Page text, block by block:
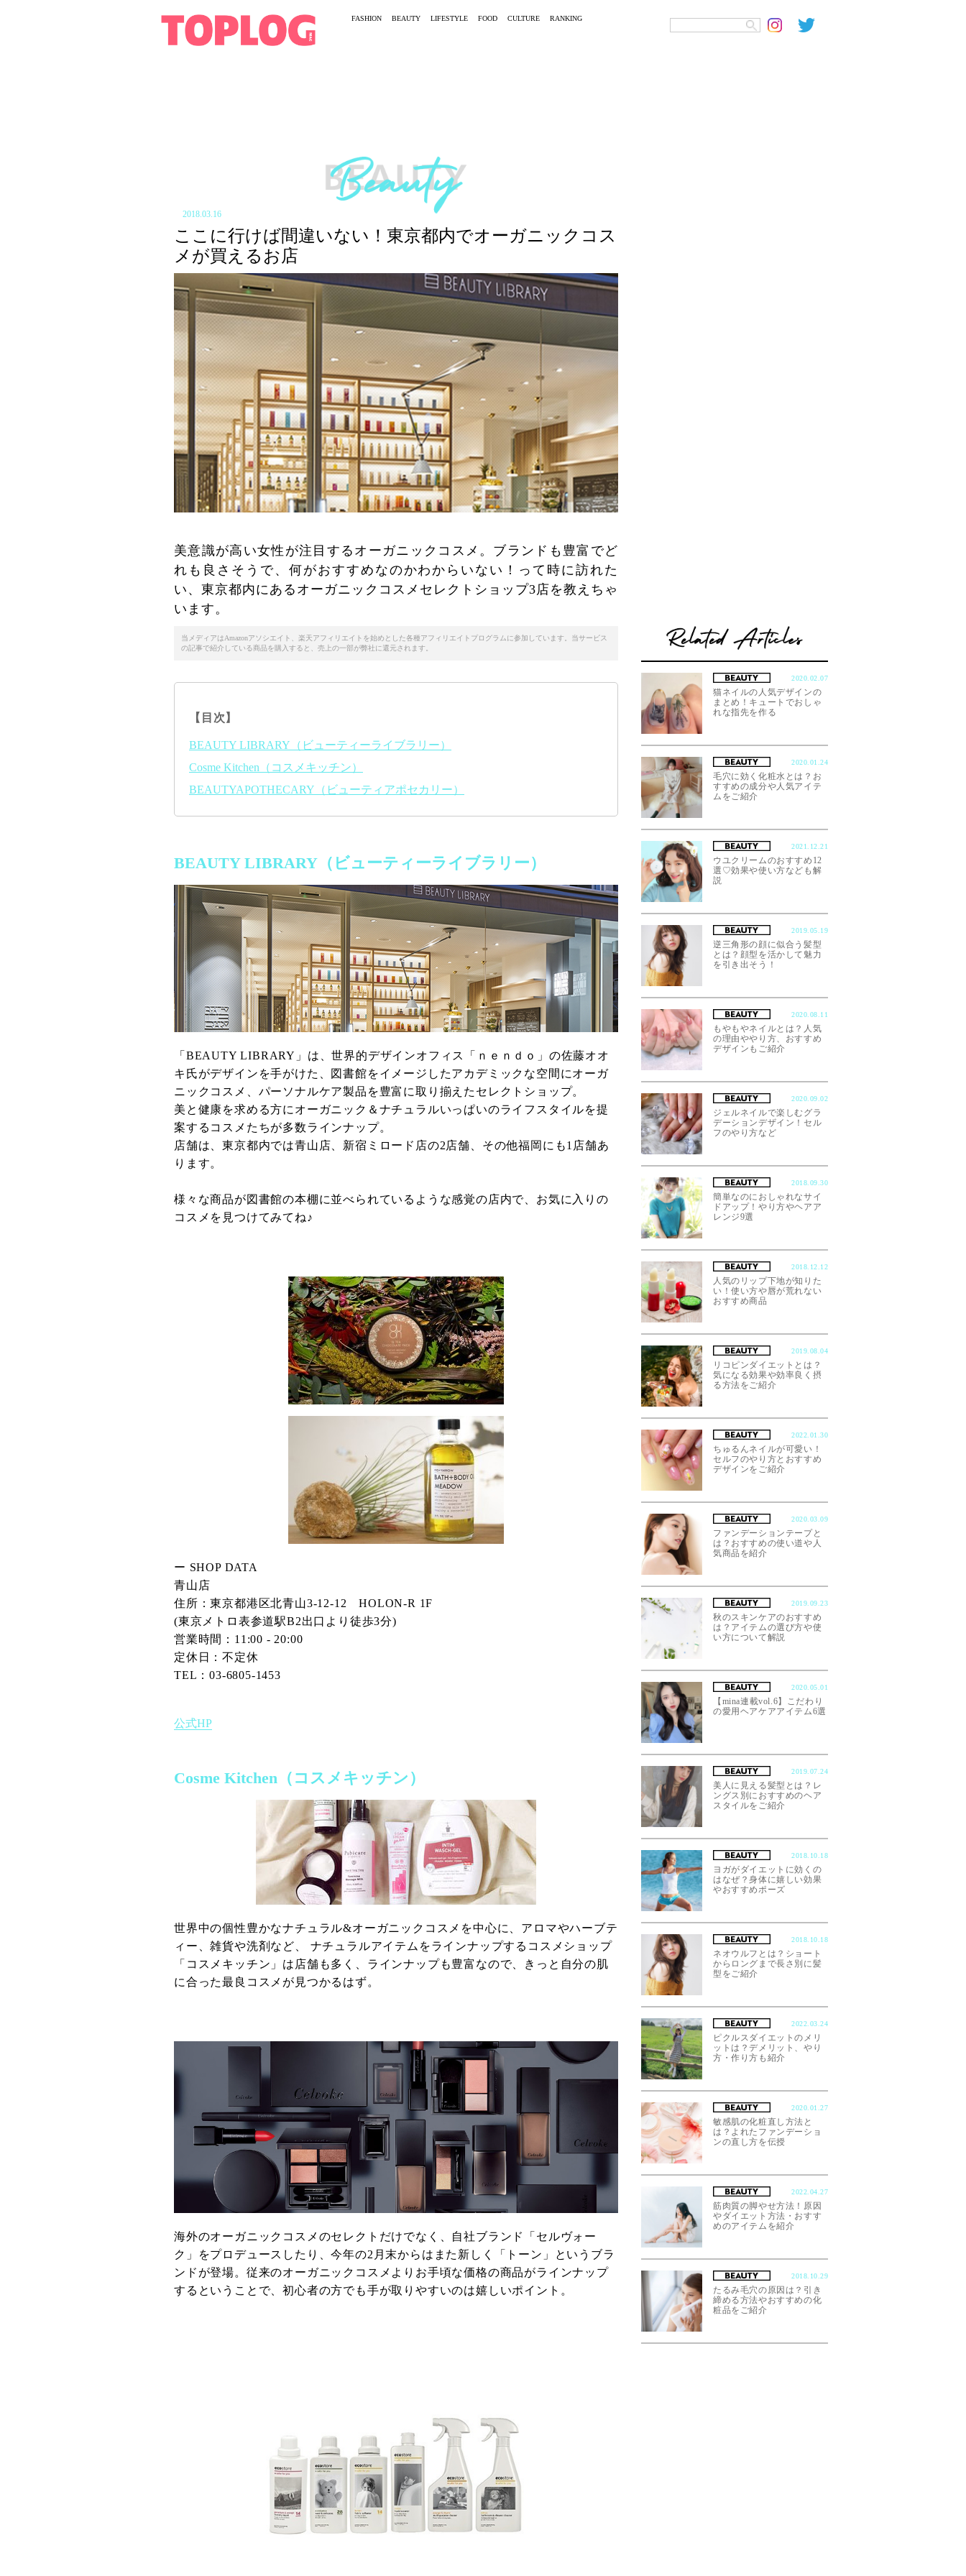
FASHION BEAUTY LIFESTYLE FOOD CULTURE RANKING
2018.03.16
ここに行けば間違いない！東京都内でオーガニックコス
メが買えるお店
美意識が高い女性が注目するオーガニックコスメ。ブランドも豊富でど
れも良さそうで、何がおすすめなのかわからいない！って時に訪れた
い、東京都内にあるオーガニックコスメセレクトショップ3店を教えちゃ
います。
当メディアはAmazonアソシエイト、楽天アフィリエイトを始めとした各種アフィリエイトプログラムに参加しています。当サービス
の記事で紹介している商品を購入すると、売上の一部が弊社に還元されます。
【目次】
BEAUTY LIBRARY（ビューティーライブラリー）
Cosme Kitchen（コスメキッチン）
BEAUTYAPOTHECARY（ビューティアポセカリー）
BEAUTY LIBRARY（ビューティーライブラリー）
「BEAUTY LIBRARY」は、世界的デザインオフィス「ｎｅｎｄｏ」の佐藤オオ
キ氏がデザインを手がけた、図書館をイメージしたアカデミックな空間にオーガ
ニックコスメ、パーソナルケア製品を豊富に取り揃えたセレクトショップ。
美と健康を求める方にオーガニック＆ナチュラルいっぱいのライフスタイルを提
案するコスメたちが多数ラインナップ。
店舗は、東京都内では青山店、新宿ミロード店の2店舗、その他福岡にも1店舗あ
ります。
様々な商品が図書館の本棚に並べられているような感覚の店内で、お気に入りの
コスメを見つけてみてね♪
ー SHOP DATA
青山店
住所：東京都港区北青山3-12-12 HOLON-R 1F
(東京メトロ表参道駅B2出口より徒歩3分)
営業時間：11:00 - 20:00
定休日：不定休
TEL：03-6805-1453
公式HP
Cosme Kitchen（コスメキッチン）
世界中の個性豊かなナチュラル&オーガニックコスメを中心に、アロマやハーブテ
ィー、雑貨や洗剤など、 ナチュラルアイテムをラインナップするコスメショップ
「コスメキッチン」は店舗も多く、ラインナップも豊富なので、きっと自分の肌
に合った最良コスメが見つかるはず。
海外のオーガニックコスメのセレクトだけでなく、自社ブランド「セルヴォー
ク」をプロデュースしたり、今年の2月末からはまた新しく「トーン」というブラ
ンドが登場。従来のオーガニックコスメよりお手頃な価格の商品がラインナップ
するということで、初心者の方でも手が取りやすいのは嬉しいポイント。
2020.02.07
猫ネイルの人気デザインの
まとめ！キュートでおしゃ
れな指先を作る
2020.01.24
毛穴に効く化粧水とは？お
すすめの成分や人気アイテ
ムをご紹介
2021.12.21
ウユクリームのおすすめ12
選♡効果や使い方なども解
説
2019.05.19
逆三角形の顔に似合う髪型
とは？顔型を活かして魅力
を引き出そう！
2020.08.11
もやもやネイルとは？人気
の理由ややり方、おすすめ
デザインもご紹介
2020.09.02
ジェルネイルで楽しむグラ
デーションデザイン！セル
フのやり方など
2018.09.30
簡単なのにおしゃれなサイ
ドアップ！やり方やヘアア
レンジ9選
2018.12.12
人気のリップ下地が知りた
い！使い方や唇が荒れない
おすすめ商品
2019.08.04
リコピンダイエットとは？
気になる効果や効率良く摂
る方法をご紹介
2022.01.30
ちゅるんネイルが可愛い！
セルフのやり方とおすすめ
デザインをご紹介
2020.03.09
ファンデーションテープと
は？おすすめの使い道や人
気商品を紹介
2019.09.23
秋のスキンケアのおすすめ
は？アイテムの選び方や使
い方について解説
2020.05.01
【mina連載vol.6】こだわり
の愛用ヘアケアアイテム6選
2019.07.24
美人に見える髪型とは？レ
ングス別におすすめのヘア
スタイルをご紹介
2018.10.18
ヨガがダイエットに効くの
はなぜ？身体に嬉しい効果
やおすすめポーズ
2018.10.18
ネオウルフとは？ショート
からロングまで長さ別に髪
型をご紹介
2022.03.24
ピクルスダイエットのメリ
ットは？デメリット、やり
方・作り方も紹介
2020.01.27
敏感肌の化粧直し方法と
は？よれたファンデーショ
ンの直し方を伝授
2022.04.27
筋肉質の脚やせ方法！原因
やダイエット方法・おすす
めのアイテムを紹介
2018.10.29
たるみ毛穴の原因は？引き
締める方法やおすすめの化
粧品をご紹介